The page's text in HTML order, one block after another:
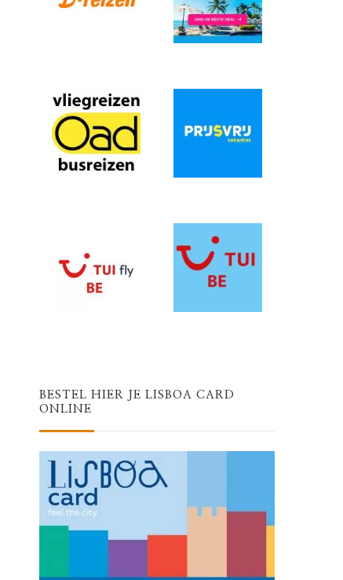
BESTEL HIER JE LISBOA CARD
ONLINE